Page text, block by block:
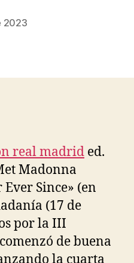
2023
real madrid ed.
Madonna
Ever Since» (en
(17 de
por la III
de buena
la cuarta